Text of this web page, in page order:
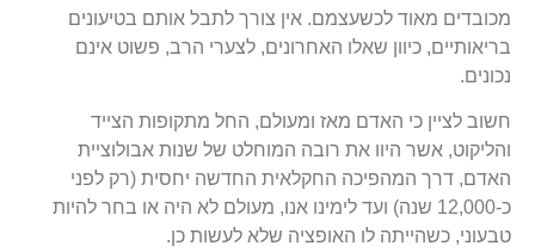
מכובדים מאוד לכשעצמם. אין צורך לתבל אותם בטיעונים
בריאותיים, כיוון שאלו האחרונים, לצערי הרב, פשוט אינם
נכונים.
חשוב לציין כי האדם מאז ומעולם, החל מתקופות הצייד
והליקוט, אשר היוו את רובה המוחלט של שנות אבולוציית
האדם, דרך המהפיכה החקלאית החדשה יחסית (רק לפני
כ-12,000 שנה) ועד לימינו אנו, מעולם לא היה או בחר להיות
טבעוני, כשהייתה לו האופציה שלא לעשות כן.